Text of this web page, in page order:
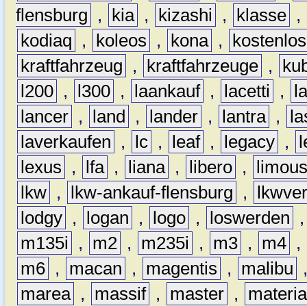
flensburg
, kia , kizashi , klasse ,
kodiaq
, koleos , kona ,
kostenlos
kraftfahrzeug
, kraftfahrzeuge ,
l200 , l300 , laankauf , lacetti ,
lancer , land , lander , lantra ,
laverkaufen
, lc , leaf , legacy ,
lexus
, lfa , liana , libero ,
lkw , lkw-ankauf-flensburg ,
lodgy , logan , logo , loswerden
m135i
, m2 , m235i , m3 , m4 ,
m6 , macan , magentis , malibu
marea , massif , master ,
materia